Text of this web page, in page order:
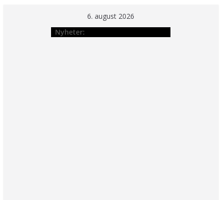
6. august 2026
Nyheter: